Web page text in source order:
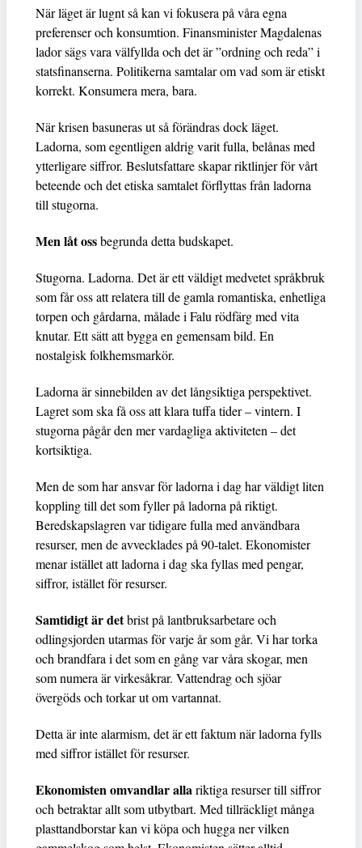
När läget är lugnt så kan vi fokusera på våra egna
preferenser och konsumtion. Finansminister Magdalenas
lador sägs vara välfyllda och det är ”ordning och reda” i
statsfinanserna. Politikerna samtalar om vad som är etiskt
korrekt. Konsumera mera, bara.
När krisen basuneras ut så förändras dock läget.
Ladorna, som egentligen aldrig varit fulla, belånas med
ytterligare siffror. Beslutsfattare skapar riktlinjer för vårt
beteende och det etiska samtalet förflyttas från ladorna
till stugorna.
Men låt ossbegrunda detta budskapet.
Stugorna. Ladorna. Det är ett väldigt medvetet språkbruk
som får oss att relatera till de gamla romantiska, enhetliga
torpen och gårdarna, målade i Falu rödfärg med vita
knutar. Ett sätt att bygga en gemensam bild. En
nostalgisk folkhemsmarkör.
Ladorna är sinnebilden av det långsiktiga perspektivet.
Lagret som ska få oss att klara tuffa tider – vintern. I
stugorna pågår den mer vardagliga aktiviteten – det
kortsiktiga.
Men de som har ansvar för ladorna i dag har väldigt liten
koppling till det som fyller på ladorna på riktigt.
Beredskapslagren var tidigare fulla med användbara
resurser, men de avvecklades på 90-talet. Ekonomister
menar istället att ladorna i dag ska fyllas med pengar,
siffror, istället för resurser.
Samtidigt är detbrist på lantbruksarbetare och
odlingsjorden utarmas för varje år som går. Vi har torka
och brandfara i det som en gång var våra skogar, men
som numera är virkesåkrar. Vattendrag och sjöar
övergöds och torkar ut om vartannat.
Detta är inte alarmism, det är ett faktum när ladorna fylls
med siffror istället för resurser.
Ekonomisten omvandlar allariktiga resurser till siffror
och betraktar allt som utbytbart. Med tillräckligt många
plasttandborstar kan vi köpa och hugga ner vilken